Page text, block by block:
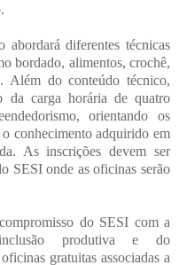
diferentes técnicas
bordado, alimentos, crochê,
Além do conteúdo técnico,
da carga horária de quatro
orientando os
conhecimento adquirido em
As inscrições devem ser
SESI onde as oficinas serão
do SESI com a
produtiva e do
gratuitas associadas a